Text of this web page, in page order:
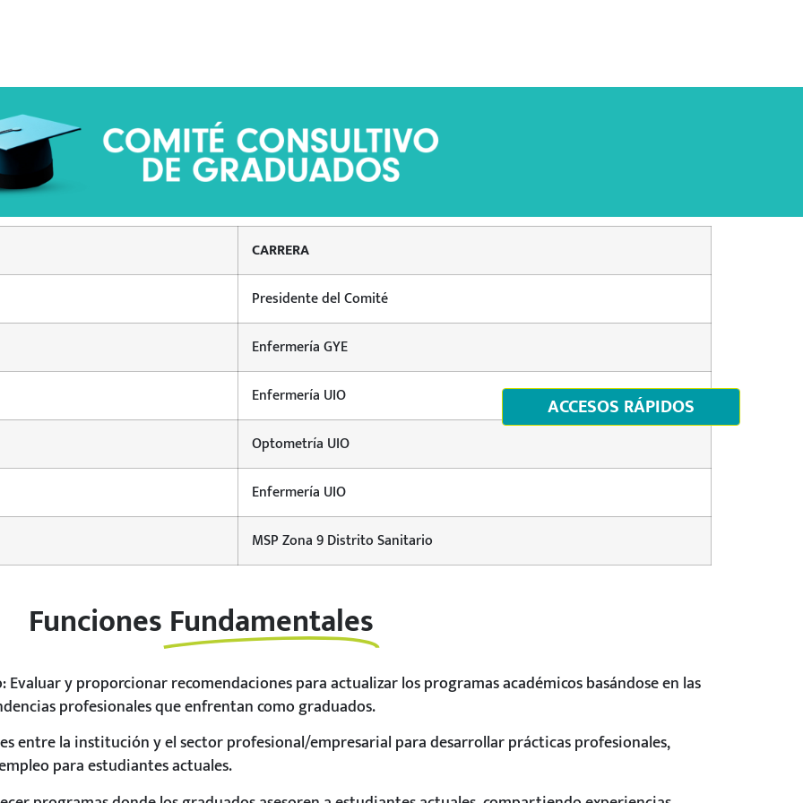
ACCESOS RÁPIDOS
CARRERA
Presidente del Comité
Enfermería GYE
Enfermería UIO
Optometría UIO
Enfermería UIO
MSP Zona 9 Distrito Sanitario
FuncionesFundamentales
y proporcionar recomendaciones para actualizar los programas académicos basándose en las
profesionales que enfrentan como graduados.
entre la institución y el sector profesional/empresarial para desarrollar prácticas profesionales,
para estudiantes actuales.